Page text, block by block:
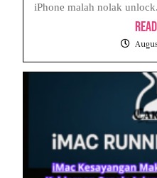
iPhone malah nolak